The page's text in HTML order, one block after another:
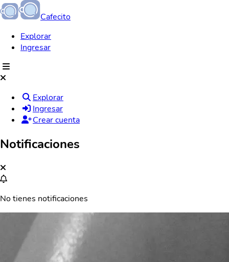
Cafecito
Explorar
Ingresar
Explorar
Ingresar
Crear cuenta
Notificaciones
No tienes notificaciones